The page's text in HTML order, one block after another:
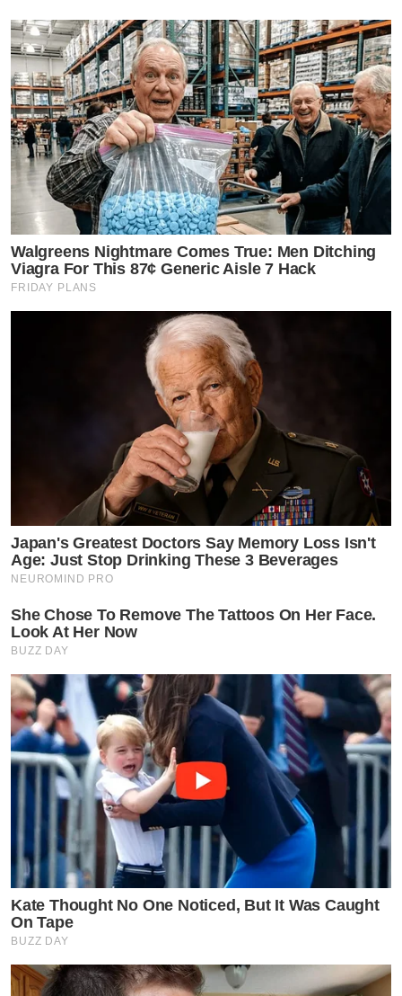
Walgreens Nightmare Comes True: Men Ditching
Viagra For This 87¢ Generic Aisle 7 Hack
FRIDAY PLANS
Japan's Greatest Doctors Say Memory Loss Isn't
Age: Just Stop Drinking These 3 Beverages
NEUROMIND PRO
She Chose To Remove The Tattoos On Her Face.
Look At Her Now
BUZZ DAY
Kate Thought No One Noticed, But It Was Caught
On Tape
BUZZ DAY